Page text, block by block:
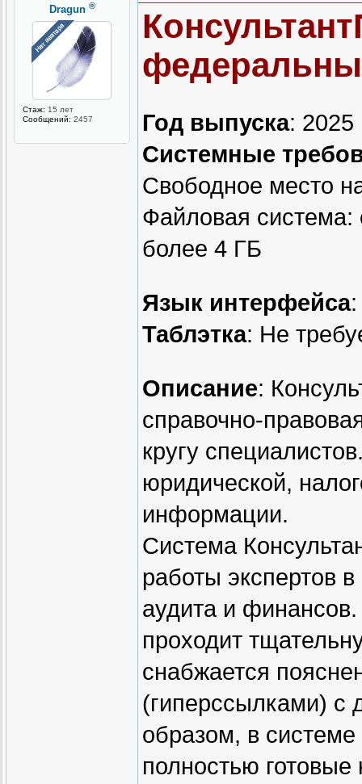
Dragun ®
Стаж: 15 лет
Сообщений: 2457 Год выпуска: 2025
Системные
Свободное место
Файловая
более 4 ГБ
Язык интерфейса:
Таблэтка: Не
Описание:
справочно-
кругу
юридической,
информации.
Система
работы экспертов
аудита и
проходит
снабжается
(гиперссылками) с
образом, в
полностью